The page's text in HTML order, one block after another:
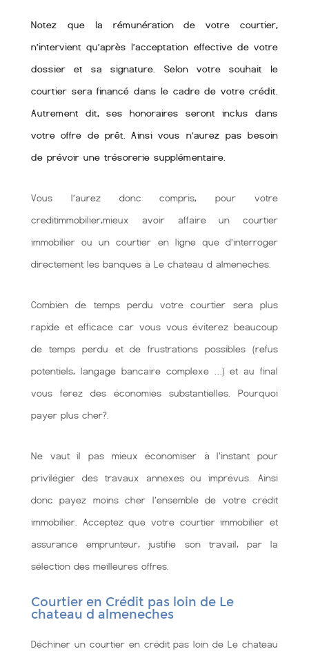
Notez que la rémunération de votre courtier,
n’intervient qu’après l’acceptation effective de votre
dossier et sa signature. Selon votre souhait le
courtier sera financé dans le cadre de votre crédit.
Autrement dit, ses honoraires seront inclus dans
votre offre de prêt. Ainsi vous n’aurez pas besoin
de prévoir une trésorerie supplémentaire.
Vous l’aurez donc compris, pour votre
creditimmobilier,mieux avoir affaire un courtier
immobilier ou un courtier en ligne que d’interroger
directement les banques à Le chateau d almeneches.
Combien de temps perdu votre courtier sera plus
rapide et efficace car vous vous éviterez beaucoup
de temps perdu et de frustrations possibles (refus
potentiels, langage bancaire complexe …) et au final
vous ferez des économies substantielles. Pourquoi
payer plus cher?.
Ne vaut il pas mieux économiser à l'instant pour
privilégier des travaux annexes ou imprévus. Ainsi
donc payez moins cher l’ensemble de votre crédit
immobilier. Acceptez que votre courtier immobilier et
assurance emprunteur, justifie son travail, par la
sélection des meilleures offres.
Courtier en Crédit pas loin de Le
chateau d almeneches
Déchiner un courtier en crédit pas loin de Le chateau